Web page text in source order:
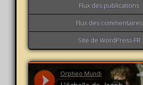
Flux des publications
Flux des commentaires
Site de WordPress-FR